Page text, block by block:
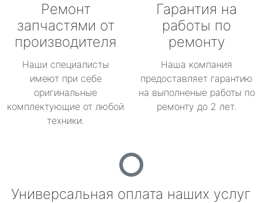
Ремонт
запчастями от
производителя
Наши специалисты
имеют при себе
оригинальные
комплектующие от любой
техники.
Гарантия на
работы по
ремонту
Наша компания
предоставляет гарантию
на выполненые работы по
ремонту до 2 лет.
Универсальная оплата наших услуг